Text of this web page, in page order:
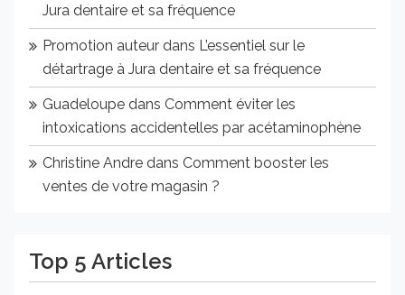
Jura dentaire et sa fréquence
Promotion auteur dans L’essentiel sur le
détartrage à Jura dentaire et sa fréquence
Guadeloupe dans Comment éviter les
intoxications accidentelles par acétaminophène
Christine Andre dans Comment booster les
ventes de votre magasin ?
Top 5 Articles